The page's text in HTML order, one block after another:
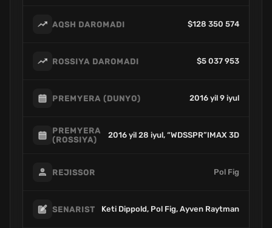
AQSH DAROMADI $128 350 574
ROSSIYA DAROMADI $5 037 953
PREMYERA (DUNYO) 2016 yil 9 iyul
PREMYERA
(ROSSIYA)
2016 yil 28 iyul, “WDSSPR”IMAX 3D
REJISSOR Pol Fig
SENARIST Keti Dippold, Pol Fig, Ayven Raytman